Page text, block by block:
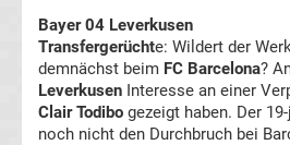
A
Tabelle
Transfergerüchte
Bayer 04 Leverkusen
Transfergerüchte: Wildert der
demnächst beim FC Barcelona?
Leverkusen Interesse an einer
Clair Todibo gezeigt haben. Der
noch nicht den Durchbruch bei